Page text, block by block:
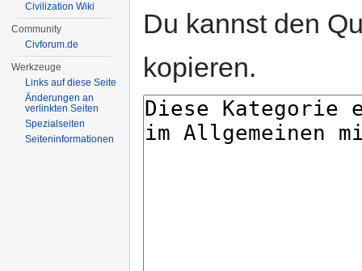
Du kannst den
kopieren.
Civilization Wiki
Community
Civforum.de
Werkzeuge
Links auf diese Seite
Änderungen an
verlinkten Seiten
Spezialseiten
Seiten­informationen